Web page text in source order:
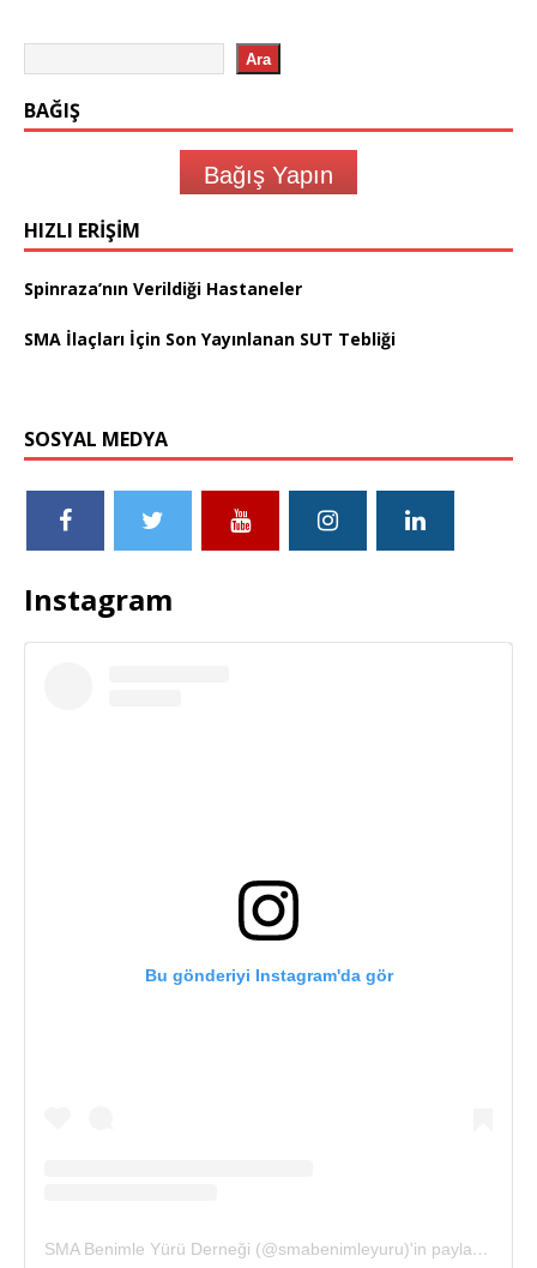
Ara
BAĞIŞ
Bağış Yapın
HIZLI ERIŞIM
Spinraza’nın Verildiği Hastaneler
SMA İlaçları İçin Son Yayınlanan SUT Tebliği
SOSYAL MEDYA
Instagram
Bu gönderiyi Instagram'da gör
SMA Benimle Yürü Derneği (@smabenimleyuru)'in paylaştığı bir gönderi